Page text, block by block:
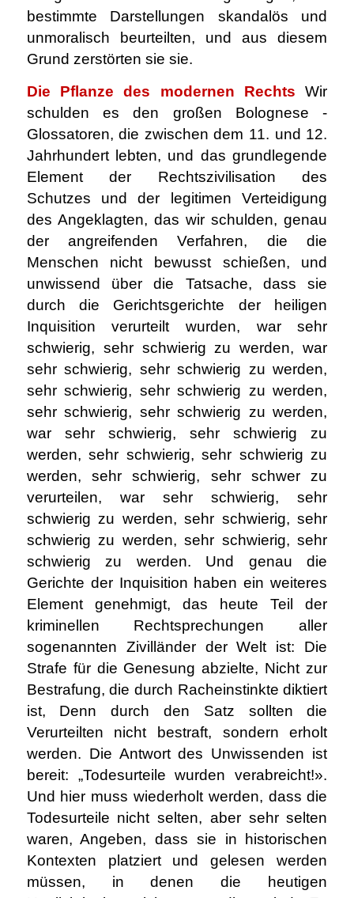
bestimmte Darstellungen skandalös und
unmoralisch beurteilten, und aus diesem
Grund zerstörten sie sie.
Die Pflanze des modernen Rechts Wir
schulden es den großen Bolognese -
Glossatoren, die zwischen dem 11. und 12.
Jahrhundert lebten, und das grundlegende
Element der Rechtszivilisation des
Schutzes und der legitimen Verteidigung
des Angeklagten, das wir schulden, genau
der angreifenden Verfahren, die die
Menschen nicht bewusst schießen, und
unwissend über die Tatsache, dass sie
durch die Gerichtsgerichte der heiligen
Inquisition verurteilt wurden, war sehr
schwierig, sehr schwierig zu werden, war
sehr schwierig, sehr schwierig zu werden,
sehr schwierig, sehr schwierig zu werden,
sehr schwierig, sehr schwierig zu werden,
war sehr schwierig, sehr schwierig zu
werden, sehr schwierig, sehr schwierig zu
werden, sehr schwierig, sehr schwer zu
verurteilen, war sehr schwierig, sehr
schwierig zu werden, sehr schwierig, sehr
schwierig zu werden, sehr schwierig, sehr
schwierig zu werden. Und genau die
Gerichte der Inquisition haben ein weiteres
Element genehmigt, das heute Teil der
kriminellen Rechtsprechungen aller
sogenannten Zivilländer der Welt ist: Die
Strafe für die Genesung abzielte, Nicht zur
Bestrafung, die durch Racheinstinkte diktiert
ist, Denn durch den Satz sollten die
Verurteilten nicht bestraft, sondern erholt
werden. Die Antwort des Unwissenden ist
bereit: „Todesurteile wurden verabreicht!».
Und hier muss wiederholt werden, dass die
Todesurteile nicht selten, aber sehr selten
waren, Angeben, dass sie in historischen
Kontexten platziert und gelesen werden
müssen, in denen die heutigen